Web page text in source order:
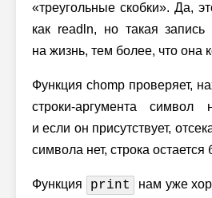
«треугольные скобки». Да,
как readln, но такая
на жизнь, тем более, что она
Функция chomp проверяет,
строки-аргумента символ
и если он присутствует,
символа нет, строка остается
Функция print
нам уже